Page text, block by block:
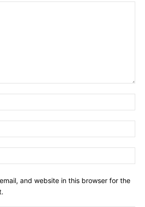
and website in this browser for the